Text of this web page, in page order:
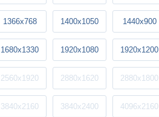
1366x768 1400x1050 1440x900
1680x1330 1920x1080 1920x1200
2560x1920 2880x1620 2880x1800
3840x2160 3840x2400 4096x2160